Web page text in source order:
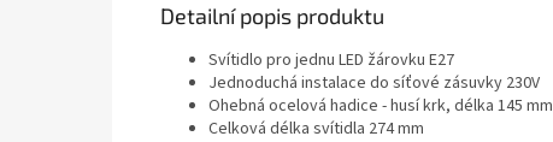
Detailní popis produktu
Svítidlo pro jednu LED žárovku E27
Jednoduchá instalace do síťové zásuvky 230V
Ohebná ocelová hadice - husí krk, délka 145 mm
Celková délka svítidla 274 mm